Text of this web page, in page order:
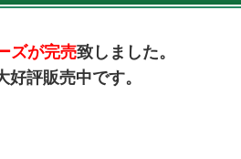
ズが完売致しました。
好評販売中です。